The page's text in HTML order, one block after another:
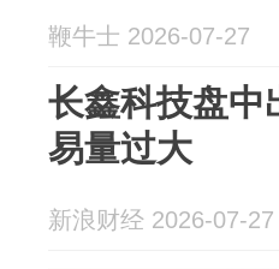
鞭牛士 2026-07-27
长鑫科技盘中
易量过大
新浪财经 2026-07-27